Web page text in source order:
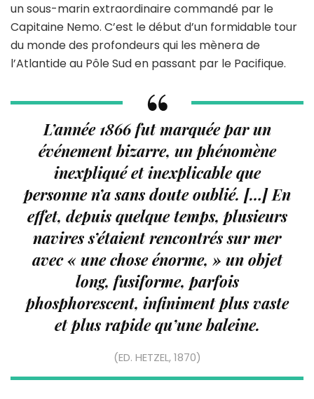
un sous-marin extraordinaire commandé par le
Capitaine Nemo. C’est le début d’un formidable tour
du monde des profondeurs qui les mènera de
l’Atlantide au Pôle Sud en passant par le Pacifique.
L’année 1866 fut marquée par un
événement bizarre, un phénomène
inexpliqué et inexplicable que
personne n’a sans doute oublié. […] En
effet, depuis quelque temps, plusieurs
navires s’étaient rencontrés sur mer
avec « une chose énorme, » un objet
long, fusiforme, parfois
phosphorescent, infiniment plus vaste
et plus rapide qu’une baleine.
(ED. HETZEL, 1870)